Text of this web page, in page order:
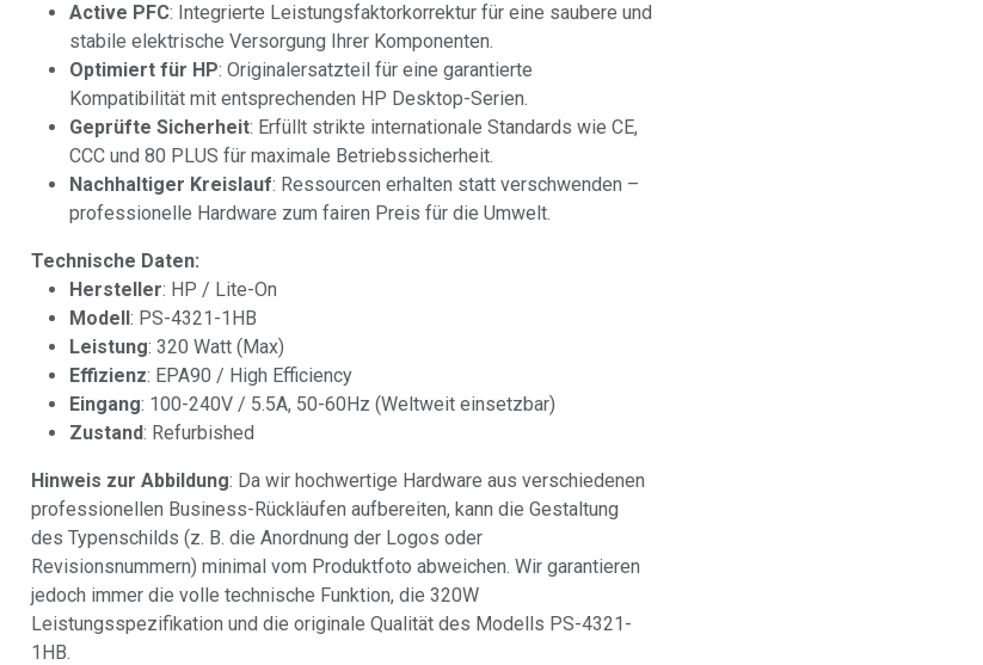
Active PFC: Integrierte Leistungsfaktorkorrektur für eine saubere und
stabile elektrische Versorgung Ihrer Komponenten.
Optimiert für HP: Originalersatzteil für eine garantierte
Kompatibilität mit entsprechenden HP Desktop-Serien.
Geprüfte Sicherheit: Erfüllt strikte internationale Standards wie CE,
CCC und 80 PLUS für maximale Betriebssicherheit.
Nachhaltiger Kreislauf: Ressourcen erhalten statt verschwenden –
professionelle Hardware zum fairen Preis für die Umwelt.
Technische Daten:
Hersteller: HP / Lite-On
Modell: PS-4321-1HB
Leistung: 320 Watt (Max)
Effizienz: EPA90 / High Efficiency
Eingang: 100-240V / 5.5A, 50-60Hz (Weltweit einsetzbar)
Zustand: Refurbished
Hinweis zur Abbildung: Da wir hochwertige Hardware aus verschiedenen
professionellen Business-Rückläufen aufbereiten, kann die Gestaltung
des Typenschilds (z. B. die Anordnung der Logos oder
Revisionsnummern) minimal vom Produktfoto abweichen. Wir garantieren
jedoch immer die volle technische Funktion, die 320W
Leistungsspezifikation und die originale Qualität des Modells PS-4321-
1HB.